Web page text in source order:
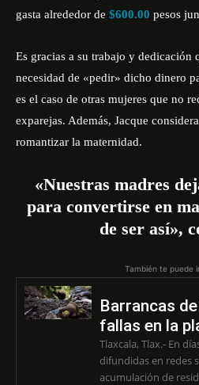
gasta alrededor de $600.00 pesos
Es gracias a su trabajo y dedicación
necesidad de «pedir» dicho dinero
es el caso de otras mujeres que no
exparejas. Además, Jacque
romantizar la maternidad.
«Nuestras madres
para convertirse en
de ser así»,
También te puede
Barrancas
fallas en la
Tlaxcala, Tlax.- En
difundidas en redes
acumulación de